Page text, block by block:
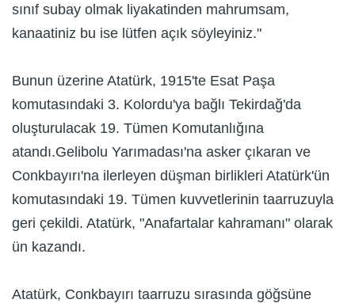
sınıf subay olmak liyakatinden mahrumsam,
kanaatiniz bu ise lütfen açık söyleyiniz."
Bunun üzerine Atatürk, 1915'te Esat Paşa
komutasındaki 3. Kolordu'ya bağlı Tekirdağ'da
oluşturulacak 19. Tümen Komutanlığına
atandı.Gelibolu Yarımadası'na asker çıkaran ve
Conkbayırı'na ilerleyen düşman birlikleri Atatürk'ün
komutasındaki 19. Tümen kuvvetlerinin taarruzuyla
geri çekildi. Atatürk, "Anafartalar kahramanı" olarak
ün kazandı.
Atatürk, Conkbayırı taarruzu sırasında göğsüne